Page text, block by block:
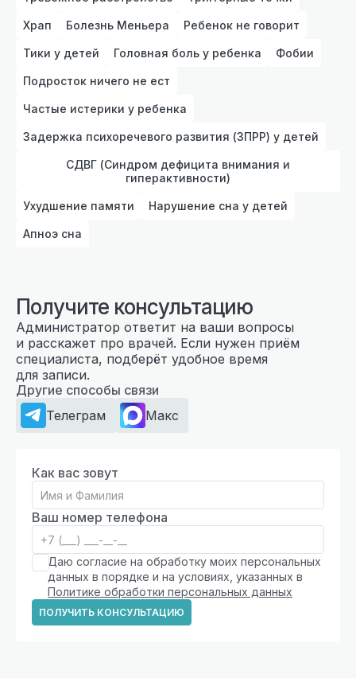
Храп Болезнь Меньера Ребенок не говорит
Тики у детей Головная боль у ребенка Фобии
Подросток ничего не ест
Частые истерики у ребенка
Задержка психоречевого развития (ЗПРР) у детей
СДВГ (Синдром дефицита внимания и
гиперактивности)
Ухудшение памяти Нарушение сна у детей
Апноэ сна
Получите консультацию
Администратор ответит на ваши вопросы
и расскажет про врачей. Если нужен приём
специалиста, подберёт удобное время
для записи.
Другие способы связи
Телеграм
Макс
Как вас зовут
Ваш номер телефона
Даю согласие на обработку моих персональных
данных в порядке и на условиях, указанных в
Политике обработки персональных данных
ПОЛУЧИТЬ КОНСУЛЬТАЦИЮ